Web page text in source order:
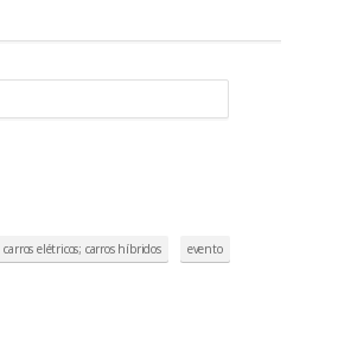
carros elétricos; carros híbridos evento